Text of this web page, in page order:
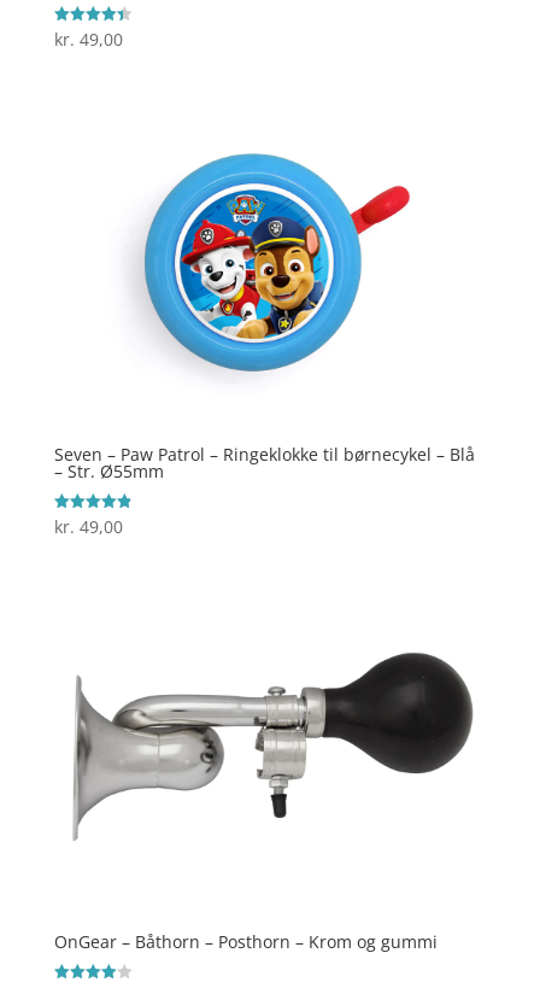
Vurderet
4.4
kr. 49,00
Seven – Paw Patrol – Ringeklokke til børnecykel – Blå
– Str. Ø55mm
Vurderet
4.9
kr. 49,00
OnGear – Båthorn – Posthorn – Krom og gummi